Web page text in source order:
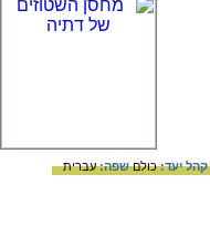
קהל יעד:כולםשפה:עברית